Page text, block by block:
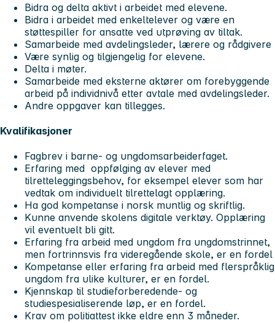
Bidra og delta aktivt i arbeidet med elevene.
Bidra i arbeidet med enkeltelever og være en
støttespiller for ansatte ved utprøving av tiltak.
Samarbeide med avdelingsleder, lærere og rådgivere
Være synlig og tilgjengelig for elevene.
Delta i møter.
Samarbeide med eksterne aktører om forebyggende
arbeid på individnivå etter avtale med avdelingsleder.
Andre oppgaver kan tillegges.
Kvalifikasjoner
Fagbrev i barne- og ungdomsarbeiderfaget.
Erfaring med oppfølging av elever med
tilretteleggingsbehov, for eksempel elever som har
vedtak om individuelt tilrettelagt opplæring.
Ha god kompetanse i norsk muntlig og skriftlig.
Kunne anvende skolens digitale verktøy. Opplæring
vil eventuelt bli gitt.
Erfaring fra arbeid med ungdom fra ungdomstrinnet,
men fortrinnsvis fra videregående skole, er en fordel
Kompetanse eller erfaring fra arbeid med flerspråklig
ungdom fra ulike kulturer, er en fordel.
Kjennskap til studieforberedende- og
studiespesialiserende løp, er en fordel.
Krav om politiattest ikke eldre enn 3 måneder.